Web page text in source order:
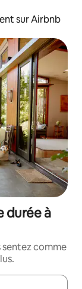
sur Airbnb
durée à
sentez comme